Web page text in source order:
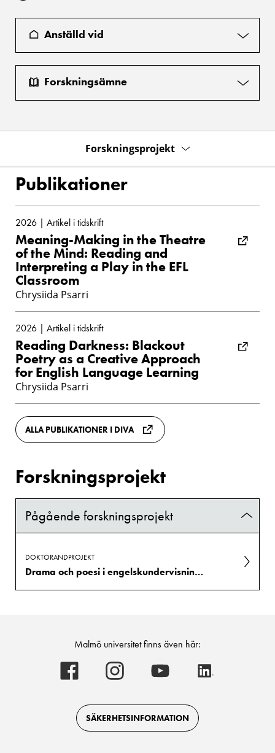
Anställd vid
Forskningsämne
Forskningsprojekt
Publikationer
2026 | Artikel i tidskrift
Meaning-Making in the Theatre
of the Mind: Reading and
Interpreting a Play in the EFL
Classroom
Chrysiida Psarri
2026 | Artikel i tidskrift
Reading Darkness: Blackout
Poetry as a Creative Approach
for English Language Learning
Chrysiida Psarri
ALLA PUBLIKATIONER I DIVA
Forskningsprojekt
Pågående forskningsprojekt
DOKTORANDPROJEKT
Drama och poesi i engelskundervisning i grundskola.
Malmö universitet finns även här:
Malmö
universitet
on
Facebook
Malmö
universitet
on
Instagram
Malmö
universitet
on
Youtube
SÄKERHETSINFORMATION